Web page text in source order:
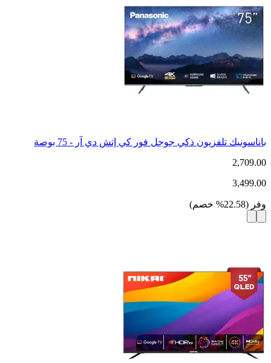
باناسونيك تلفزيون ذكي جوجل فور كي إتش دي آر - 75 بوصة
2,709.00
3,499.00
وفر (
22.58
% خصم)